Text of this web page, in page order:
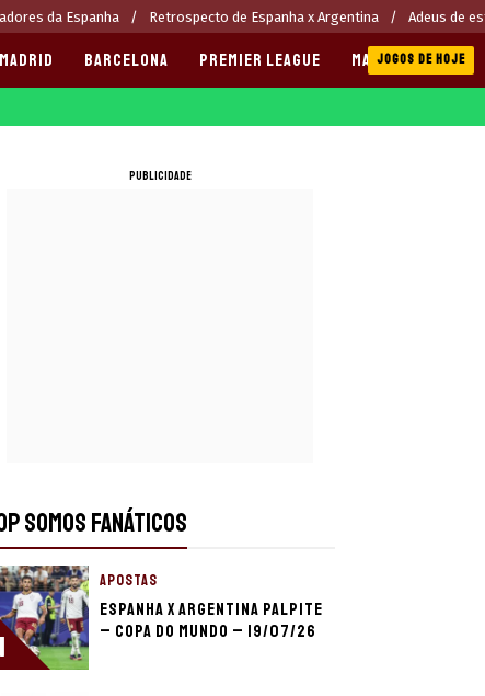
da Espanha Retrospecto de Espanha x Argentina Adeus de
BARCELONA PREMIER LEAGUE MANCHESTER CITY
JOGOS DE HOJE
PUBLICIDADE
SOMOS FANÁTICOS
1
APOSTAS
Espanha x Argentina palpite
– Copa do Mundo – 19/07/26